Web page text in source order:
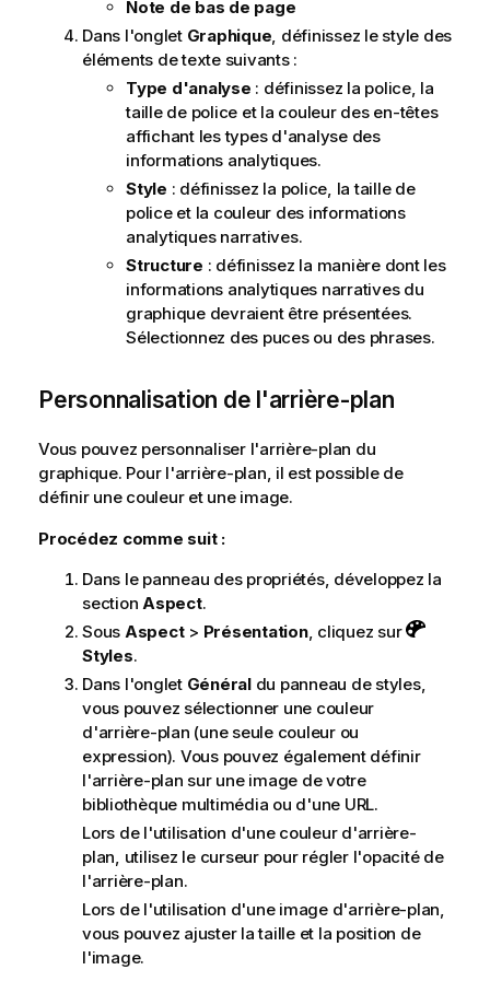
Note de bas de page
Dans l'onglet Graphique, définissez le style des
éléments de texte suivants :
Type d'analyse : définissez la police, la
taille de police et la couleur des en-têtes
affichant les types d'analyse des
informations analytiques.
Style : définissez la police, la taille de
police et la couleur des informations
analytiques narratives.
Structure : définissez la manière dont les
informations analytiques narratives du
graphique devraient être présentées.
Sélectionnez des puces ou des phrases.
Personnalisation de l'arrière-plan
Vous pouvez personnaliser l'arrière-plan du
graphique. Pour l'arrière-plan, il est possible de
définir une couleur et une image.
Procédez comme suit :
Dans le panneau des propriétés, développez la
section Aspect.
Sous Aspect> Présentation, cliquez sur
Styles.
Dans l'onglet Généraldu panneau de styles,
vous pouvez sélectionner une couleur
d'arrière-plan (une seule couleur ou
expression). Vous pouvez également définir
l'arrière-plan sur une image de votre
bibliothèque multimédia ou d'une URL.
Lors de l'utilisation d'une couleur d'arrière-
plan, utilisez le curseur pour régler l'opacité de
l'arrière-plan.
Lors de l'utilisation d'une image d'arrière-plan,
vous pouvez ajuster la taille et la position de
l'image.